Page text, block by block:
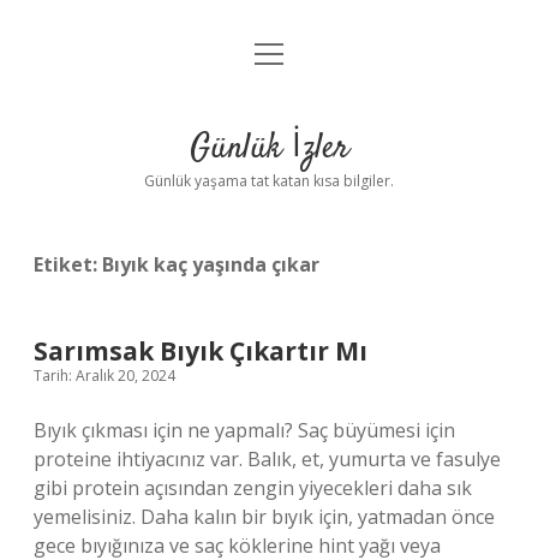
Anasayfa
Yasal Uyarı
menüyü
Günlük İzler
Günlük yaşama tat katan kısa bilgiler.
Etiket: Bıyık kaç yaşında çıkar
Sarımsak Bıyık Çıkartır Mı
Tarih: Aralık 20, 2024
Bıyık çıkması için ne yapmalı? Saç büyümesi için
proteine ​​ihtiyacınız var. Balık, et, yumurta ve fasulye
gibi protein açısından zengin yiyecekleri daha sık
yemelisiniz. Daha kalın bir bıyık için, yatmadan önce
gece bıyığınıza ve saç köklerine hint yağı veya